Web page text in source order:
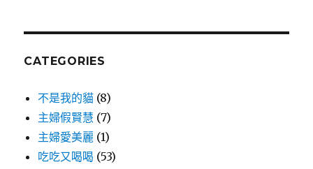
CATEGORIES
不是我的貓 (8)
主婦假賢慧 (7)
主婦愛美麗 (1)
吃吃又喝喝 (53)